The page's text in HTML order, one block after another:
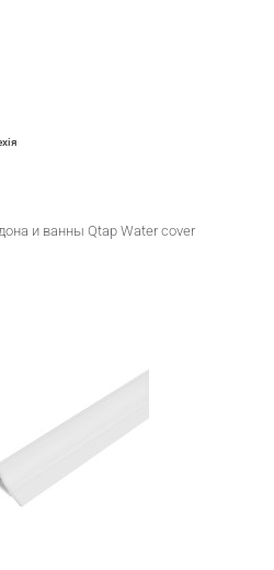
и ванны Qtap Water cover